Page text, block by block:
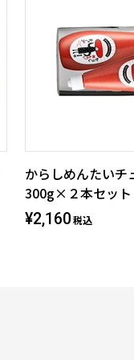
からしめんたいチ
300g×２本セット
¥2,160 税込